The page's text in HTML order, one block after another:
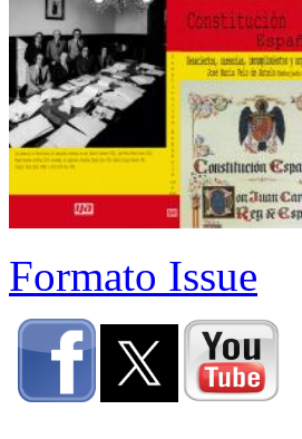
Formato Issue